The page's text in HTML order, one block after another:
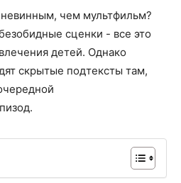
чем мультфильм?
сценки - все это
детей. Однако
скрытые подтексты там,